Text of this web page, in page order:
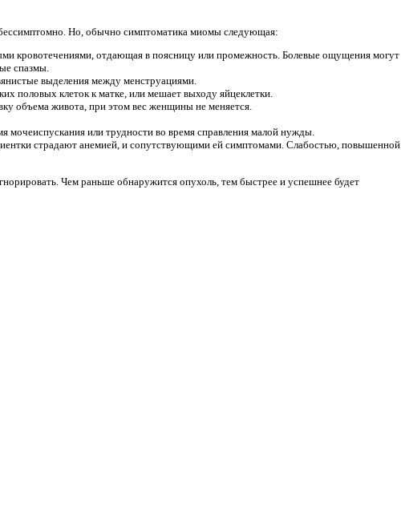
Но, обычно симптоматика миомы следующая:
кровотечениями, отдающая в поясницу или промежность. Болевые ощущения могут
спазмы.
выделения между менструациями.
половых клеток к матке, или мешает выходу яйцеклетки.
объема живота, при этом вес женщины не меняется.
мочеиспускания или трудности во время справления малой нужды.
страдают анемией, и сопутствующими ей симптомами. Слабостью, повышенной
Чем раньше обнаружится опухоль, тем быстрее и успешнее будет